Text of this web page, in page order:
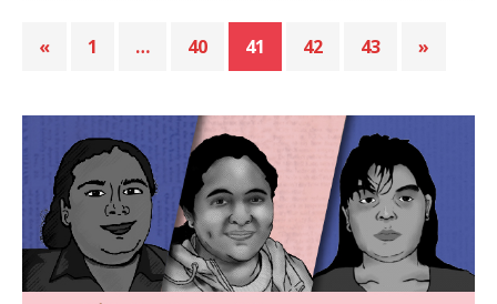
« 1 … 40 41 42 43 »